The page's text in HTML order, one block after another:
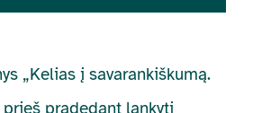
„Kelias į savarankiškumą.
pradedant lankyti